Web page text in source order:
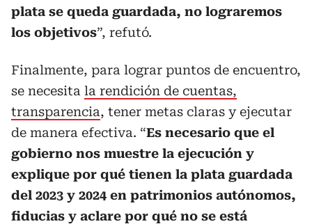
plata se queda guardada, no lograremos
los objetivos”, refutó.
Finalmente, para lograr puntos de encuentro,
se necesita la rendición de cuentas,
transparencia, tener metas claras y ejecutar
de manera efectiva. “Es necesario que el
gobierno nos muestre la ejecución y
explique por qué tienen la plata guardada
del 2023 y 2024 en patrimonios autónomos,
fiducias y aclare por qué no se está